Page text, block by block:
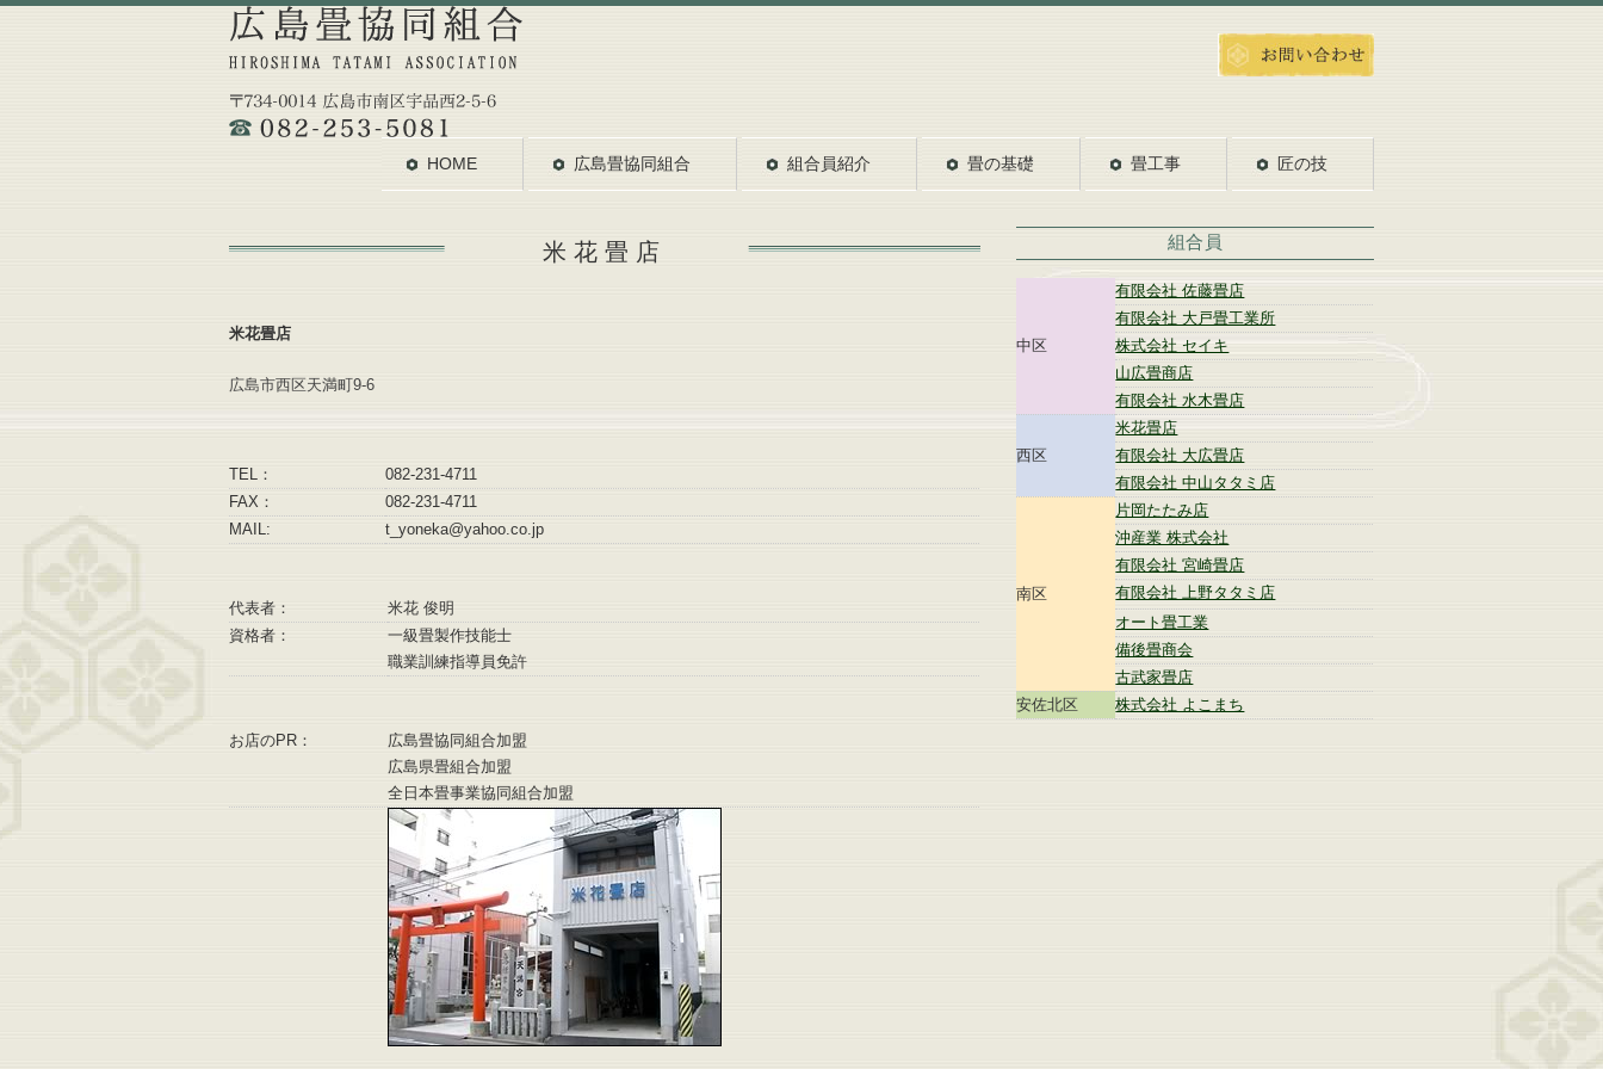
HOME 広島畳協同組合 組合員紹介 畳の基礎 畳工事 匠の技
米花畳店
米花畳店
広島市西区天満町9-6
TEL：
082-231-4711
FAX：
082-231-4711
MAIL:
t_yoneka@yahoo.co.jp
代表者：
米花 俊明
資格者：
一級畳製作技能士
職業訓練指導員免許
お店のPR：
広島畳協同組合加盟
広島県畳組合加盟
全日本畳事業協同組合加盟
組合員
中区
有限会社 佐藤畳店
有限会社 大戸畳工業所
株式会社 セイキ
山広畳商店
有限会社 水木畳店
西区
米花畳店
有限会社 大広畳店
有限会社 中山タタミ店
南区
片岡たたみ店
沖産業 株式会社
有限会社 宮崎畳店
有限会社 上野タタミ店
オート畳工業
備後畳商会
古武家畳店
安佐北区
株式会社 よこまち